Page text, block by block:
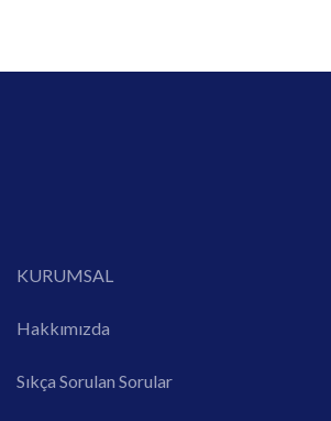
KURUMSAL
Hakkımızda
Sıkça Sorulan Sorular